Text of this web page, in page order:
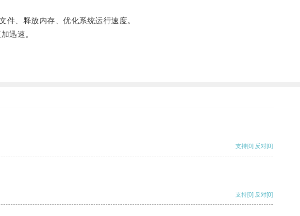
、释放内存、优化系统运行速度。
迅速。
支持[0] 反对[0]
支持[0] 反对[0]